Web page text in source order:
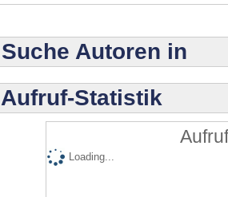
Suche Autoren in
Aufruf-Statistik
Loading...